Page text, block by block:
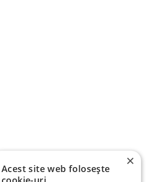
×
Acest site web folosește